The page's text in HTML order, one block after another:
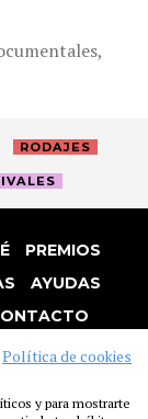
RODAJES
PREMIOS
AYUDAS
COOKIES
Política de cookies
y para mostrarte